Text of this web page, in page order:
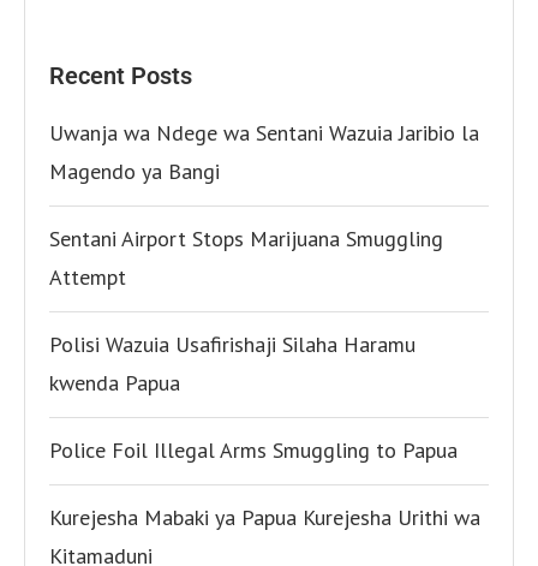
Recent Posts
Uwanja wa Ndege wa Sentani Wazuia Jaribio la
Magendo ya Bangi
Sentani Airport Stops Marijuana Smuggling
Attempt
Polisi Wazuia Usafirishaji Silaha Haramu
kwenda Papua
Police Foil Illegal Arms Smuggling to Papua
Kurejesha Mabaki ya Papua Kurejesha Urithi wa
Kitamaduni